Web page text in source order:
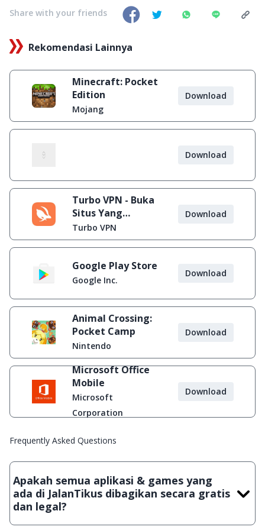
Share with your friends
Rekomendasi Lainnya
Minecraft: Pocket
Edition
Mojang
Download
Download
Turbo VPN - Buka
Situs Yang
Diblokir
Turbo VPN
Download
Google Play Store
Google Inc.
Download
Animal Crossing:
Pocket Camp
Nintendo
Download
Microsoft Office
Mobile
Microsoft
Corporation
Download
Frequently Asked Questions
Apakah semua aplikasi & games yang
ada di JalanTikus dibagikan secara gratis
dan legal?